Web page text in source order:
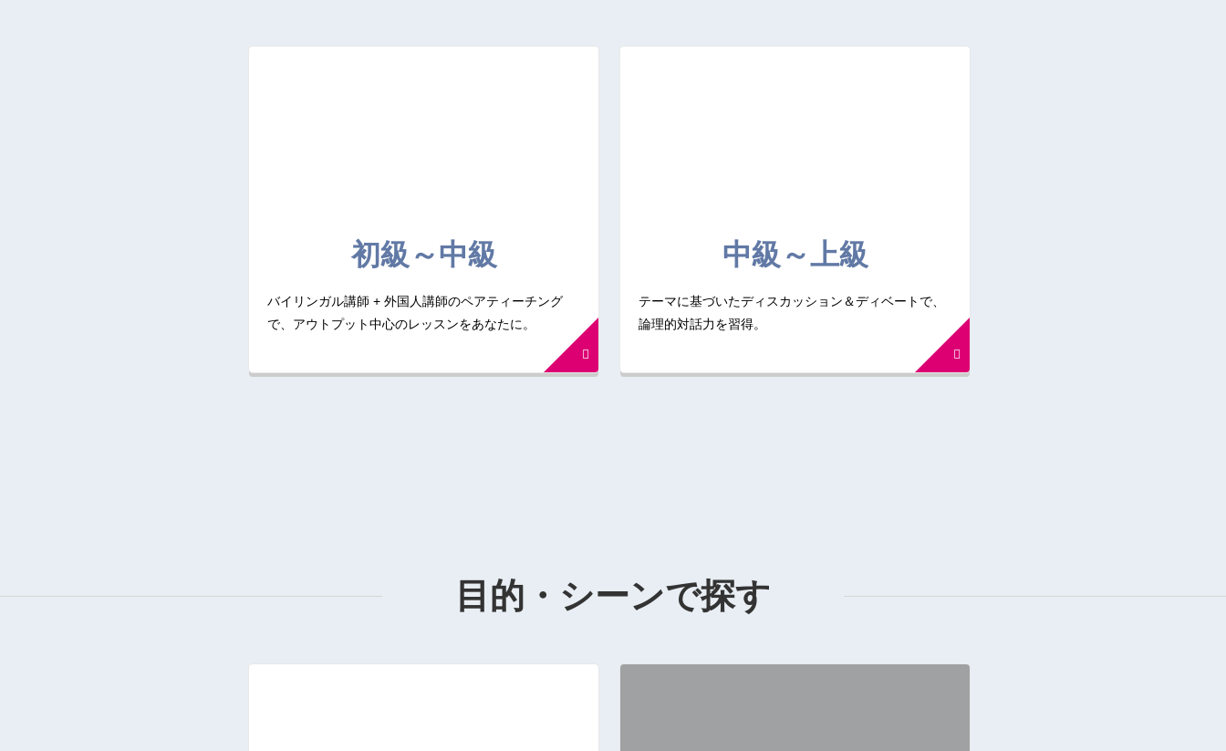
初級～中級
バイリンガル講師 + 外国人講師のペアティーチング
で、アウトプット中心のレッスンをあなたに。
中級～上級
テーマに基づいたディスカッション＆ディベートで、
論理的対話力を習得。
目的・シーンで探す